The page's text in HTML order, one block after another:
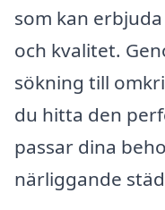
som kan
och kvalitet.
sökning till
du hitta den
passar dina
närliggande